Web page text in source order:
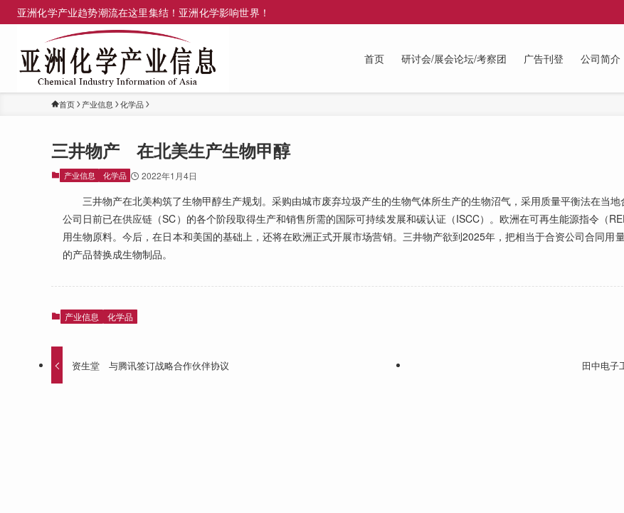
亚洲化学产业趋势潮流在这里集结！亚洲化学影响世界！
首页 研讨会/展会论坛/考察团 广告刊登 公司简介
首页 产业信息 化学品
三井物产 在北美生产生物甲醇
产业信息 化学品 2022年1月4日
三井物产在北美构筑了生物甲醇生产规划。采购由城市废弃垃圾产生的生物气体所生产的生物沼气，采用质量平衡法在当地
公司日前已在供应链（SC）的各个阶段取得生产和销售所需的国际可持续发展和碳认证（ISCC）。欧洲在可再生能源指令（
用生物原料。今后，在日本和美国的基础上，还将在欧洲正式开展市场营销。三井物产欲到2025年，把相当于合资公司合同用
的产品替换成生物制品。
产业信息 化学品
资生堂 与腾讯签订战略合作伙伴协议 田中电